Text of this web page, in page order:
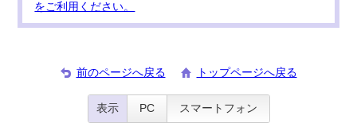
をご利用ください。
前のページへ戻る トップページへ戻る
表示 PC スマートフォン